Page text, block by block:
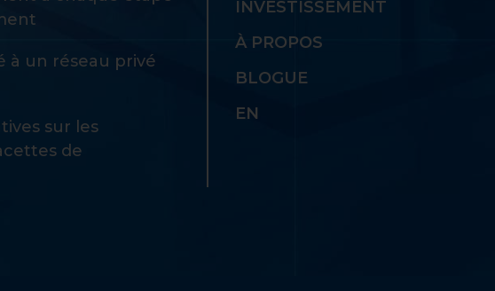
à un réseau privé
sur les
de
INVESTISSEMENT
À PROPOS
BLOGUE
EN